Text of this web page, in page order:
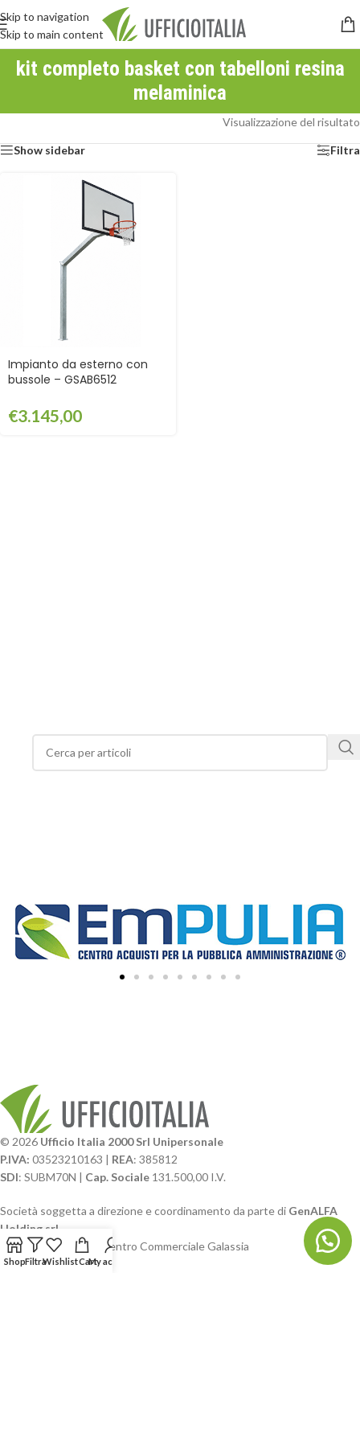
Skip to navigation
Skip to main content
kit completo basket con tabelloni resina
melaminica
Visualizzazione del risultato
Show sidebar Filtra
Impianto da esterno con
bussole – GSAB6512
€3.145,00
© 2026 Ufficio Italia 2000 Srl Unipersonale
P.IVA: 03523210163 | REA: 385812
SDI: SUBM70N | Cap. Sociale 131.500,00 I.V.
Società soggetta a direzione e coordinamento da parte di GenALFA
Holding srl
Via A. Ponti n. 4 – Centro Commerciale Galassia
24126 Bergamo
ShopFiltraWishlistCartMy account